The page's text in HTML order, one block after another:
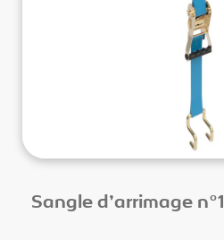
Sangle d’arrimage n°1